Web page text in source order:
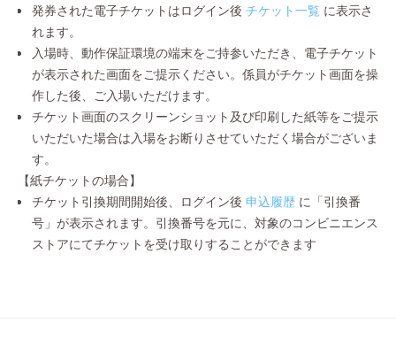
発券された電子チケットはログイン後 チケット一覧 に表示さ
れます。
入場時、動作保証環境の端末をご持参いただき、電子チケット
が表示された画面をご提示ください。係員がチケット画面を操
作した後、ご入場いただけます。
チケット画面のスクリーンショット及び印刷した紙等をご提示
いただいた場合は入場をお断りさせていただく場合がございま
す。
【紙チケットの場合】
チケット引換期間開始後、ログイン後 申込履歴 に「引換番
号」が表示されます。引換番号を元に、対象のコンビニエンス
ストアにてチケットを受け取りすることができます